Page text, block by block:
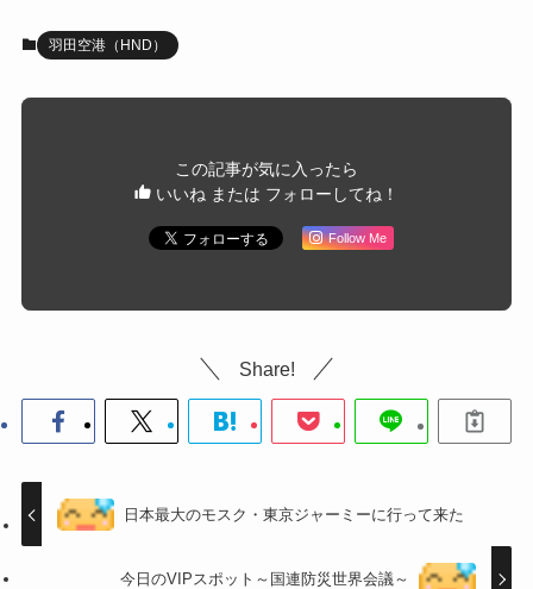
羽田空港（HND）
この記事が気に入ったら
いいね または フォローしてね！
Follow Me
Share!
日本最大のモスク・東京ジャーミーに行って来た
今日のVIPスポット～国連防災世界会議～